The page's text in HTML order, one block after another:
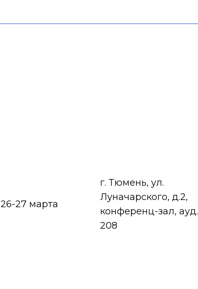
26-27 марта
г. Тюмень, ул.
Луначарского, д.2,
конференц-зал, ауд.
208